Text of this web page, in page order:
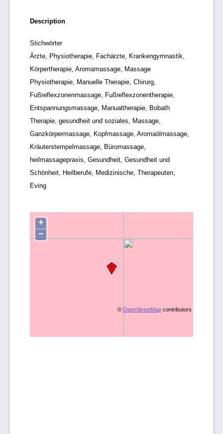
Description
Stichwörter
Ärzte, Physiotherapie, Fachärzte, Krankengymnastik,
Körpertherapie, Aromamassage, Massage
Physiotherapie, Manuelle Therapie, Chirurg,
Fußreflexzonenmassage, Fußreflexzonentherapie,
Entspannungsmassage, Manualtherapie, Bobath
Therapie, gesundheit und soziales, Massage,
Ganzkörpermassage, Kopfmassage, Aromaölmassage,
Kräuterstempelmassage, Büromassage,
heilmassagepraxis, Gesundheit, Gesundheit und
Schönheit, Heilberufe, Medizinische, Therapeuten,
Eving
+
−
© OpenStreetMap contributors